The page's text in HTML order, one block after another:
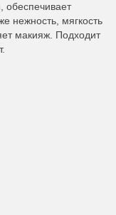
обеспечивает
нежность, мягкость
макияж. Подходит